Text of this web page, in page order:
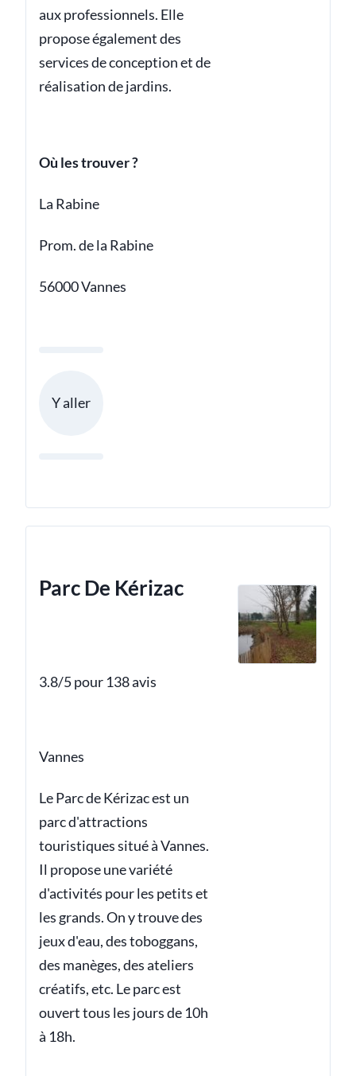
aux professionnels. Elle
propose également des
services de conception et de
réalisation de jardins.
Où les trouver ?
La Rabine
Prom. de la Rabine
56000 Vannes
Y aller
Parc De Kérizac
3.8/5 pour 138 avis
Vannes
Le Parc de Kérizac est un
parc d'attractions
touristiques situé à Vannes.
Il propose une variété
d'activités pour les petits et
les grands. On y trouve des
jeux d'eau, des toboggans,
des manèges, des ateliers
créatifs, etc. Le parc est
ouvert tous les jours de 10h
à 18h.